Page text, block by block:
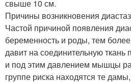
свыше 10 см.
Причины возникновения
Частой причиной появления
беременность и роды, тем
давит на соединительную
и под этим давлением мышцы
группе риска находятся те